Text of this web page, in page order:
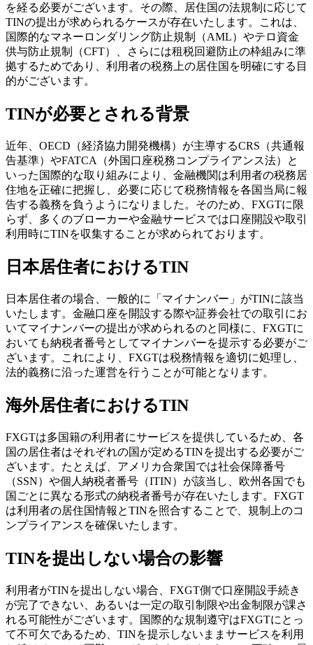
を経る必要がございます。その際、居住国の法規制に応じて
TINの提出が求められるケースが存在いたします。これは、
国際的なマネーロンダリング防止規制（AML）やテロ資金
供与防止規制（CFT）、さらには租税回避防止の枠組みに準
拠するためであり、利用者の税務上の居住国を明確にする目
的がございます。
TINが必要とされる背景
近年、OECD（経済協力開発機構）が主導するCRS（共通報
告基準）やFATCA（外国口座税務コンプライアンス法）と
いった国際的な取り組みにより、金融機関は利用者の税務居
住地を正確に把握し、必要に応じて税務情報を各国当局に報
告する義務を負うようになりました。そのため、FXGTに限
らず、多くのブローカーや金融サービスでは口座開設や取引
利用時にTINを収集することが求められております。
日本居住者におけるTIN
日本居住者の場合、一般的に「マイナンバー」がTINに該当
いたします。金融口座を開設する際や証券会社での取引にお
いてマイナンバーの提出が求められるのと同様に、FXGTに
おいても納税者番号としてマイナンバーを提示する必要がご
ざいます。これにより、FXGTは税務情報を適切に処理し、
法的義務に沿った運営を行うことが可能となります。
海外居住者におけるTIN
FXGTは多国籍の利用者にサービスを提供しているため、各
国の居住者はそれぞれの国が定めるTINを提出する必要がご
ざいます。たとえば、アメリカ合衆国では社会保障番号
（SSN）や個人納税者番号（ITIN）が該当し、欧州各国でも
国ごとに異なる形式の納税者番号が存在いたします。FXGT
は利用者の居住国情報とTINを照合することで、規制上のコ
ンプライアンスを確保いたします。
TINを提出しない場合の影響
利用者がTINを提出しない場合、FXGT側で口座開設手続き
が完了できない、あるいは一定の取引制限や出金制限が課さ
れる可能性がございます。国際的な規制遵守はFXGTにとっ
て不可欠であるため、TINを提示しないままサービスを利用